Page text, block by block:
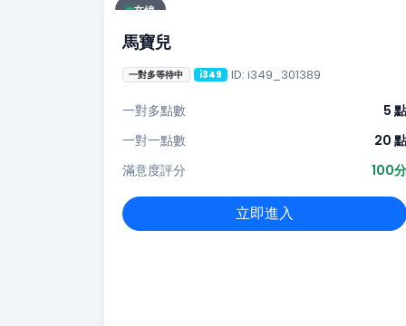
在線
馬寶兒
一對多等待中 i349 ID: i349_301389
一對多點數
5 點
一對一點數
20 點
滿意度評分
100分
立即進入